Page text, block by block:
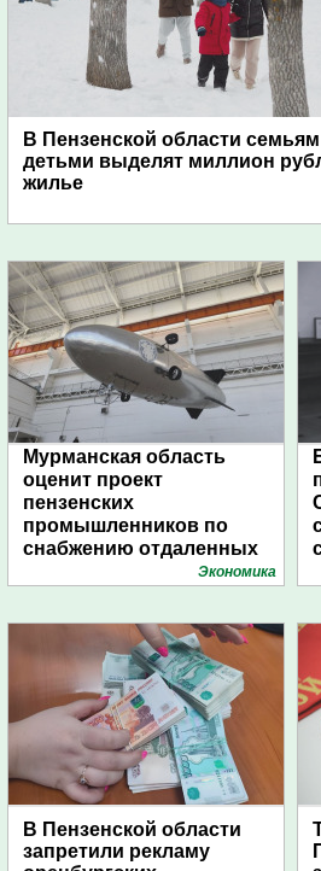
В Пензенской области
детьми выделят миллион
жилье
Мурманская область
оценит проект
пензенских
промышленников по
снабжению отдаленных
поселений с помощью
Экономика
В Пензенской области
запретили рекламу